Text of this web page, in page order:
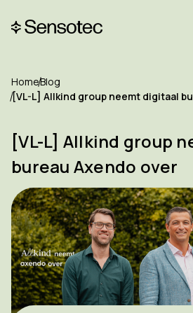
HomeBlog
[VL-L] Allkind group neemt digitaal
[VL-L] Allkind group
bureau Axendo over